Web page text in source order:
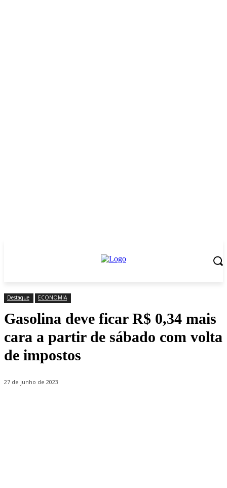
Destaque ECONOMIA
Gasolina deve ficar R$ 0,34 mais
cara a partir de sábado com volta
de impostos
27 de junho de 2023